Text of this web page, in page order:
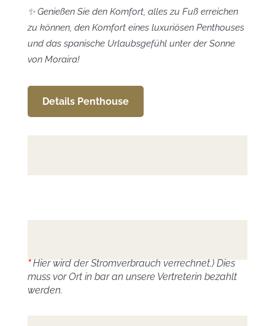
✨ Genießen Sie den Komfort, alles zu Fuß erreichen
zu können, den Komfort eines luxuriösen Penthouses
und das spanische Urlaubsgefühl unter der Sonne
von Moraira!
Details Penthouse
*Hier wird der Stromverbrauch verrechnet.) Dies
muss vor Ort in bar an unsere Vertreterin bezahlt
werden.